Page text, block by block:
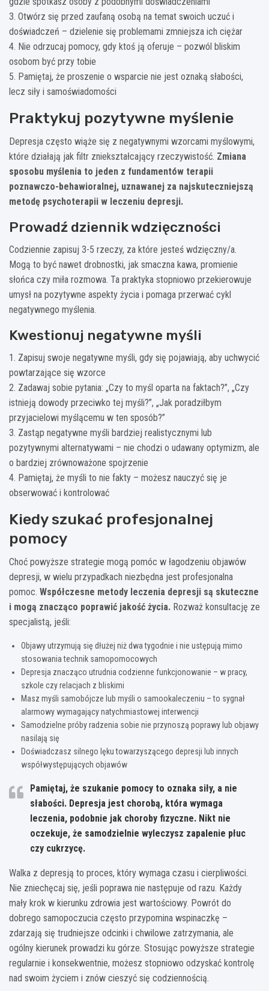
3. Otwórz się przed zaufaną osobą na temat swoich uczuć i
doświadczeń – dzielenie się problemami zmniejsza ich ciężar
4. Nie odrzucaj pomocy, gdy ktoś ją oferuje – pozwól bliskim
osobom być przy tobie
5. Pamiętaj, że proszenie o wsparcie nie jest oznaką słabości,
lecz siły i samoświadomości
Praktykuj pozytywne myślenie
Depresja często wiąże się z negatywnymi wzorcami myślowymi,
które działają jak filtr zniekształcający rzeczywistość. Zmiana
sposobu myślenia to jeden z fundamentów terapii
poznawczo-behawioralnej, uznawanej za najskuteczniejszą
metodę psychoterapii w leczeniu depresji.
Prowadź dziennik wdzięczności
Codziennie zapisuj 3-5 rzeczy, za które jesteś wdzięczny/a.
Mogą to być nawet drobnostki, jak smaczna kawa, promienie
słońca czy miła rozmowa. Ta praktyka stopniowo przekierowuje
umysł na pozytywne aspekty życia i pomaga przerwać cykl
negatywnego myślenia.
Kwestionuj negatywne myśli
1. Zapisuj swoje negatywne myśli, gdy się pojawiają, aby uchwycić
powtarzające się wzorce
2. Zadawaj sobie pytania: „Czy to myśl oparta na faktach?”, „Czy
istnieją dowody przeciwko tej myśli?”, „Jak poradziłbym
przyjacielowi myślącemu w ten sposób?”
3. Zastąp negatywne myśli bardziej realistycznymi lub
pozytywnymi alternatywami – nie chodzi o udawany optymizm, ale
o bardziej zrównoważone spojrzenie
4. Pamiętaj, że myśli to nie fakty – możesz nauczyć się je
obserwować i kontrolować
Kiedy szukać profesjonalnej
pomocy
Choć powyższe strategie mogą pomóc w łagodzeniu objawów
depresji, w wielu przypadkach niezbędna jest profesjonalna
pomoc. Współczesne metody leczenia depresji są skuteczne
i mogą znacząco poprawić jakość życia. Rozważ konsultację ze
specjalistą, jeśli:
Objawy utrzymują się dłużej niż dwa tygodnie i nie ustępują mimo
stosowania technik samopomocowych
Depresja znacząco utrudnia codzienne funkcjonowanie – w pracy,
szkole czy relacjach z bliskimi
Masz myśli samobójcze lub myśli o samookaleczeniu – to sygnał
alarmowy wymagający natychmiastowej interwencji
Samodzielne próby radzenia sobie nie przynoszą poprawy lub objawy
nasilają się
Doświadczasz silnego lęku towarzyszącego depresji lub innych
współwystępujących objawów
Pamiętaj, że szukanie pomocy to oznaka siły, a nie
słabości. Depresja jest chorobą, która wymaga
leczenia, podobnie jak choroby fizyczne. Nikt nie
oczekuje, że samodzielnie wyleczysz zapalenie płuc
czy cukrzycę.
Walka z depresją to proces, który wymaga czasu i cierpliwości.
Nie zniechęcaj się, jeśli poprawa nie następuje od razu. Każdy
mały krok w kierunku zdrowia jest wartościowy. Powrót do
dobrego samopoczucia często przypomina wspinaczkę –
zdarzają się trudniejsze odcinki i chwilowe zatrzymania, ale
ogólny kierunek prowadzi ku górze. Stosując powyższe strategie
regularnie i konsekwentnie, możesz stopniowo odzyskać kontrolę
nad swoim życiem i znów cieszyć się codziennością.